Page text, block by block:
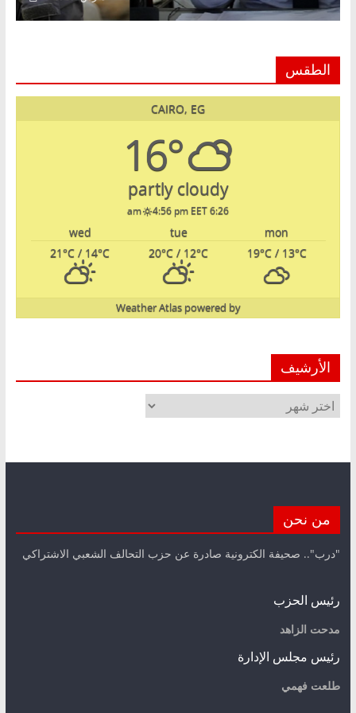
الطقس
CAIRO, EG
16°
partly cloudy
6:26 am
4:56 pm EET
mon
tue
wed
19°C/ 13°C
20°C / 12°C
21°C / 14°C
powered by
Weather Atlas
الأرشيف
الأرشيف
من نحن
"درب".. صحيفة الكترونية صادرة عن حزب التحالف الشعبي الاشتراكي
رئيس الحزب
مدحت الزاهد
رئيس مجلس الإدارة
طلعت فهمي